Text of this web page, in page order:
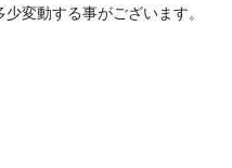
変動する事がございます。